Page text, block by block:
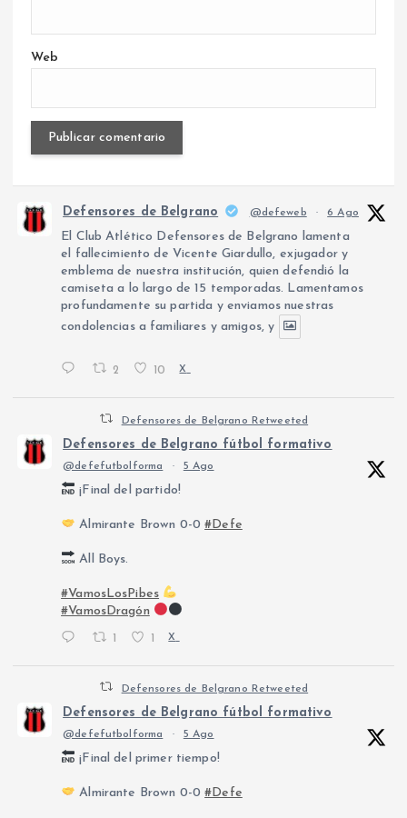
Web
Defensores de Belgrano @defeweb · 6 Ago
El Club Atlético Defensores de Belgrano lamenta
el fallecimiento de Vicente Giardullo, exjugador y
emblema de nuestra institución, quien defendió la
camiseta a lo largo de 15 temporadas. Lamentamos
profundamente su partida y enviamos nuestras
condolencias a familiares y amigos, y
2 10 X
Defensores de Belgrano Retweeted
Defensores de Belgrano fútbol formativo
@defefutbolforma · 5 Ago
¡Final del partido!
Almirante Brown 0-0#Defe
All Boys.
#VamosLosPibes
#VamosDragón
1 1 X
Defensores de Belgrano Retweeted
Defensores de Belgrano fútbol formativo
@defefutbolforma · 5 Ago
¡Final del primer tiempo!
Almirante Brown 0-0#Defe